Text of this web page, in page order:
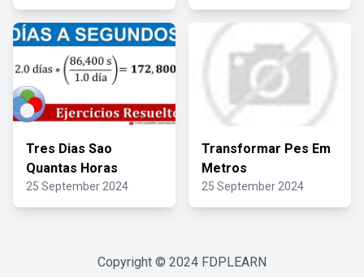
Tres Dias Sao
Quantas Horas
25 September 2024
Transformar Pes Em
Metros
25 September 2024
Copyright © 2024 FDPLEARN